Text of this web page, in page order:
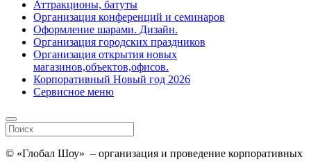
Аттракционы, батуты
Организация конференций и семинаров
Оформление шарами. Дизайн.
Организация городских праздников
Организация открытия новых
магазинов,объектов,офисов.
Корпоративный Новый год 2026
Сервисное меню
© «Глобал Шоу» – организация и проведение корпоративных